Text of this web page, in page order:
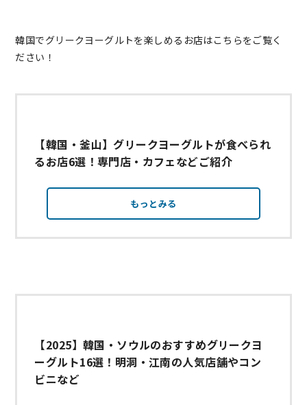
韓国でグリークヨーグルトを楽しめるお店はこちらをご覧く
ださい！
【韓国・釜山】グリークヨーグルトが食べられ
るお店6選！専門店・カフェなどご紹介
もっとみる
【2025】韓国・ソウルのおすすめグリークヨ
ーグルト16選！明洞・江南の人気店舗やコン
ビニなど